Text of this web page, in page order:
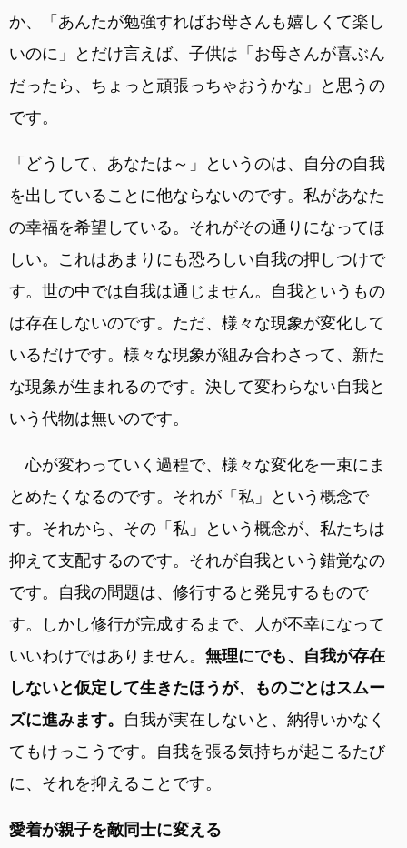
か、「あんたが勉強すればお母さんも嬉しくて楽し
いのに」とだけ言えば、子供は「お母さんが喜ぶん
だったら、ちょっと頑張っちゃおうかな」と思うの
です。
「どうして、あなたは～」というのは、自分の自我
を出していることに他ならないのです。私があなた
の幸福を希望している。それがその通りになってほ
しい。これはあまりにも恐ろしい自我の押しつけで
す。世の中では自我は通じません。自我というもの
は存在しないのです。ただ、様々な現象が変化して
いるだけです。様々な現象が組み合わさって、新た
な現象が生まれるのです。決して変わらない自我と
いう代物は無いのです。
心が変わっていく過程で、様々な変化を一束にま
とめたくなるのです。それが「私」という概念で
す。それから、その「私」という概念が、私たちは
抑えて支配するのです。それが自我という錯覚なの
です。自我の問題は、修行すると発見するもので
す。しかし修行が完成するまで、人が不幸になって
いいわけではありません。 無理にでも、自我が存在
しないと仮定して生きたほうが、ものごとはスムー
ズに進みます。 自我が実在しないと、納得いかなく
てもけっこうです。自我を張る気持ちが起こるたび
に、それを抑えることです。
愛着が親子を敵同士に変える